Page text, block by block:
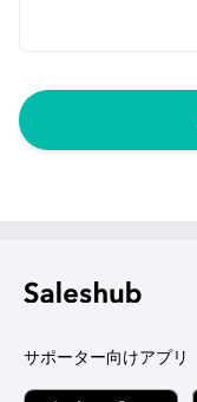
サポーター向けアプリ